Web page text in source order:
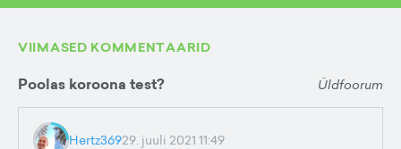
VIIMASED KOMMENTAARID
Poolas koroona test? Üldfoorum
Hertz36929. juuli 2021 11:49